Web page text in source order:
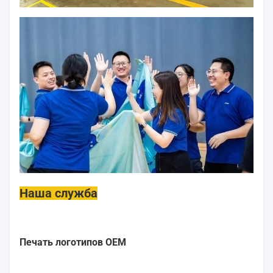
Наша служба
Печать логотипов OEM